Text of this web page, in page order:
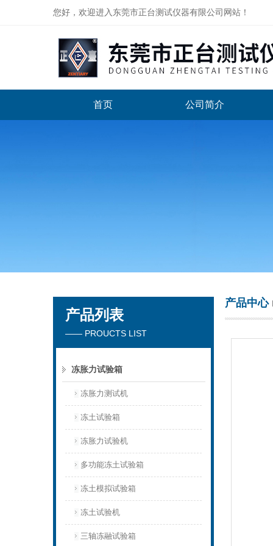
您好，欢迎进入东莞市正台测试仪器有限公司网站！
东莞市正台测试仪器有限公司
首页 公司简介
产品列表
—— PROUCTS LIST
冻胀力试验箱
冻胀力测试机
冻土试验箱
冻胀力试验机
多功能冻土试验箱
冻土模拟试验箱
冻土试验机
三轴冻融试验箱
产品中心